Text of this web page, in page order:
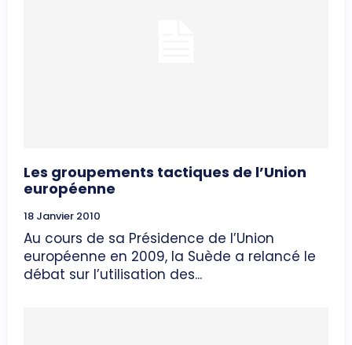
Les groupements tactiques de l’Union
européenne
18 Janvier 2010
Au cours de sa Présidence de l’Union
européenne en 2009, la Suède a relancé le
débat sur l’utilisation des...